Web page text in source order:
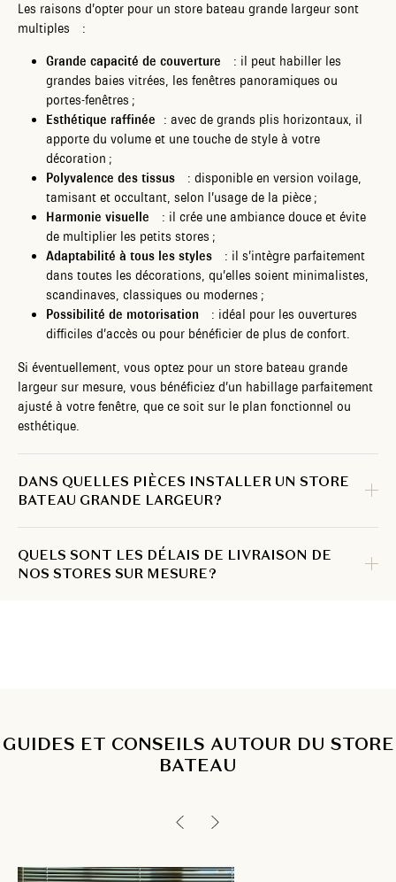
Les raisons d’opter pour un store bateau grande largeur sont
multiples :
Grande capacité de couverture : il peut habiller les
grandes baies vitrées, les fenêtres panoramiques ou
portes-fenêtres ;
Esthétique raffinée : avec de grands plis horizontaux, il
apporte du volume et une touche de style à votre
décoration ;
Polyvalence des tissus : disponible en version voilage,
tamisant et occultant, selon l’usage de la pièce ;
Harmonie visuelle : il crée une ambiance douce et évite
de multiplier les petits stores ;
Adaptabilité à tous les styles : il s’intègre parfaitement
dans toutes les décorations, qu’elles soient minimalistes,
scandinaves, classiques ou modernes ;
Possibilité de motorisation : idéal pour les ouvertures
difficiles d’accès ou pour bénéficier de plus de confort.
Si éventuellement, vous optez pour un store bateau grande
largeur sur mesure, vous bénéficiez d’un habillage parfaitement
ajusté à votre fenêtre, que ce soit sur le plan fonctionnel ou
esthétique.
DANS QUELLES PIÈCES INSTALLER UN STORE
BATEAU GRANDE LARGEUR ?
QUELS SONT LES DÉLAIS DE LIVRAISON DE
NOS STORES SUR MESURE ?
GUIDES ET CONSEILS AUTOUR DU STORE
BATEAU